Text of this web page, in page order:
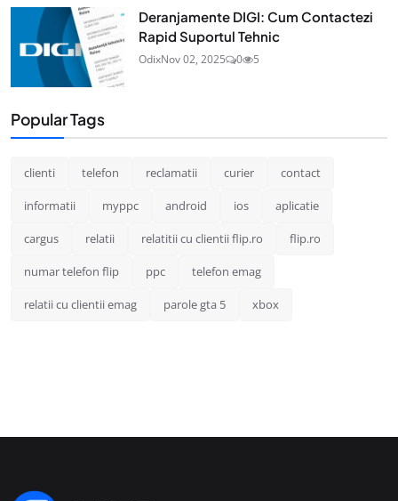
Deranjamente DIGI: Cum Contactezi
Rapid Suportul Tehnic
OdixNov 02, 2025 0 5
Popular Tags
clienti telefon reclamatii curier contact
informatii myppc android ios aplicatie
cargus relatii relatitii cu clientii flip.ro flip.ro
numar telefon flip ppc telefon emag
relatii cu clientii emag parole gta 5 xbox